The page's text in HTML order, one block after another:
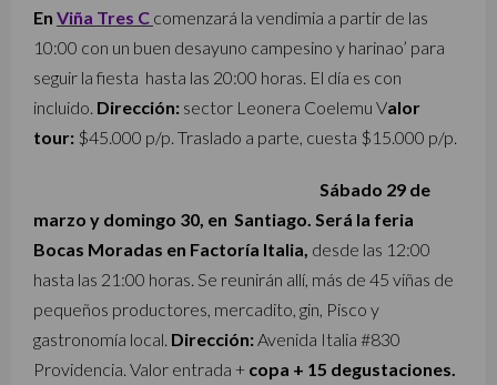
En Viña Tres C comenzará la vendimia a partir de las
10:00 con un buen desayuno campesino y harinao’ para
seguir la fiesta hasta las 20:00 horas. El día es con
incluido. Dirección: sector Leonera Coelemu Valor
tour: $45.000 p/p. Traslado a parte, cuesta $15.000 p/p.
Sábado 29 de
marzo y domingo 30, en Santiago. Será la feria
Bocas Moradas en Factoría Italia, desde las 12:00
hasta las 21:00 horas. Se reunirán allí, más de 45 viñas de
pequeños productores, mercadito, gin, Pisco y
gastronomía local. Dirección:Avenida Italia #830
Providencia. Valor entrada + copa + 15 degustaciones.